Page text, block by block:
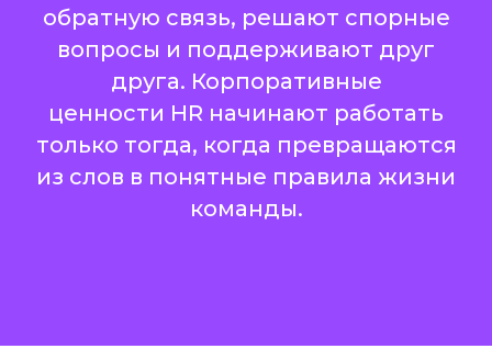
обратную связь, решают спорные
вопросы и поддерживают друг
друга. Корпоративные
ценности HR начинают работать
только тогда, когда превращаются
из слов в понятные правила жизни
команды.